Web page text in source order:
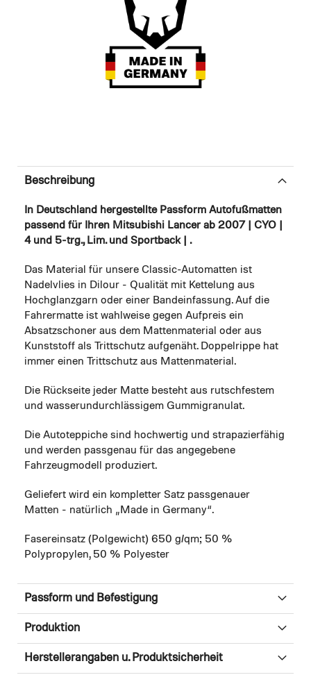
Beschreibung
In Deutschland hergestellte Passform Autofußmatten
passend für Ihren Mitsubishi Lancer ab 2007 | CYO |
4 und 5-trg., Lim. und Sportback | .
Das Material für unsere Classic-Automatten ist
Nadelvlies in Dilour - Qualität mit Kettelung aus
Hochglanzgarn oder einer Bandeinfassung. Auf die
Fahrermatte ist wahlweise gegen Aufpreis ein
Absatzschoner aus dem Mattenmaterial oder aus
Kunststoff als Trittschutz aufgenäht. Doppelrippe hat
immer einen Trittschutz aus Mattenmaterial.
Die Rückseite jeder Matte besteht aus rutschfestem
und wasserundurchlässigem Gummigranulat.
Die Autoteppiche sind hochwertig und strapazierfähig
und werden passgenau für das angegebene
Fahrzeugmodell produziert.
Geliefert wird ein kompletter Satz passgenauer
Matten - natürlich „Made in Germany“.
Fasereinsatz (Polgewicht) 650 g/qm; 50 %
Polypropylen, 50 % Polyester
Passform und Befestigung
Produktion
Herstellerangaben u. Produktsicherheit